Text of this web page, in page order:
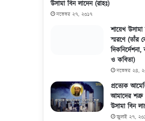
উসামা বিন লাদেন (রাহঃ)
নভেম্বর ২৭, ২০১৭
শায়েখ
স্মরণে (তাঁর
ও কবিতা)
নভেম্বর ২৪,
প্রত্যেক
আমাদের
উসামা বিন
জুলাই ২৭,